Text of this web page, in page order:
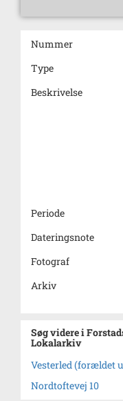
Nummer
Type
Beskrivelse
Periode
Dateringsnote
Fotograf
Arkiv
Søg videre i
Lokalarkiv
Vesterled (forældet
Nordtoftevej 10